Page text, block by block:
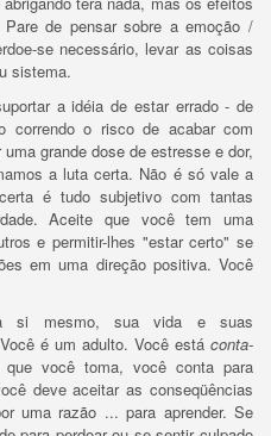
Pare de pensar sobre a emoção /
se necessário, levar as coisas
sistema.
a idéia de estar errado - de
correndo o risco de acabar com
grande dose de estresse e dor,
a luta certa. Não é só vale a
é tudo subjetivo com tantas
Aceite que você tem uma
e permitir-lhes "estar certo" se
em uma direção positiva.Você
si mesmo, sua vida e suas
Você é um adulto.Você estáconta-
você toma, você conta para
deve aceitar as conseqüências
uma razão ... para aprender.Se